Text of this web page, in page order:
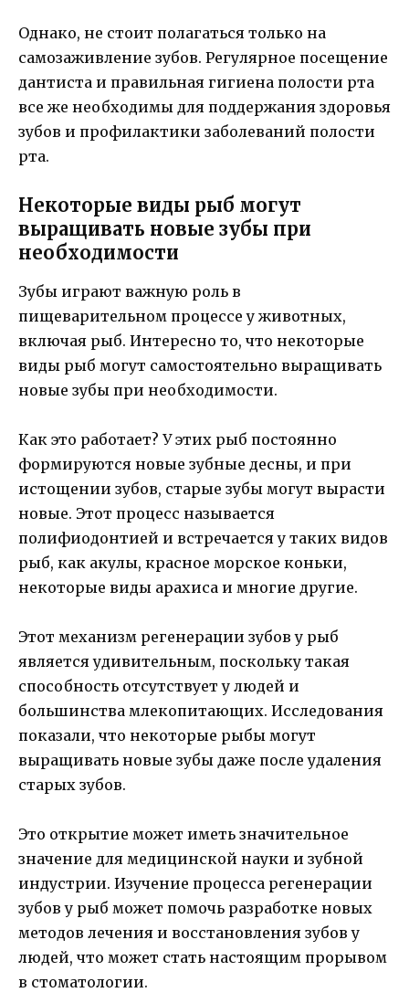
Однако, не стоит полагаться только на
самозаживление зубов. Регулярное посещение
дантиста и правильная гигиена полости рта
все же необходимы для поддержания здоровья
зубов и профилактики заболеваний полости
рта.
Некоторые виды рыб могут
выращивать новые зубы при
необходимости
Зубы играют важную роль в
пищеварительном процессе у животных,
включая рыб. Интересно то, что некоторые
виды рыб могут самостоятельно выращивать
новые зубы при необходимости.
Как это работает? У этих рыб постоянно
формируются новые зубные десны, и при
истощении зубов, старые зубы могут вырасти
новые. Этот процесс называется
полифиодонтией и встречается у таких видов
рыб, как акулы, красное морское коньки,
некоторые виды арахиса и многие другие.
Этот механизм регенерации зубов у рыб
является удивительным, поскольку такая
способность отсутствует у людей и
большинства млекопитающих. Исследования
показали, что некоторые рыбы могут
выращивать новые зубы даже после удаления
старых зубов.
Это открытие может иметь значительное
значение для медицинской науки и зубной
индустрии. Изучение процесса регенерации
зубов у рыб может помочь разработке новых
методов лечения и восстановления зубов у
людей, что может стать настоящим прорывом
в стоматологии.